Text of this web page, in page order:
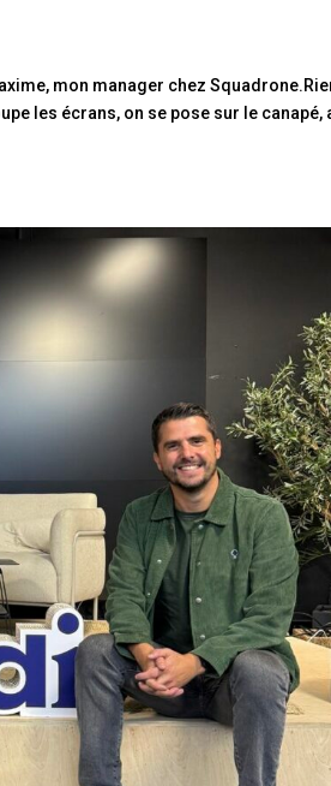
mon manager chez
les écrans, on se pose sur le canapé,